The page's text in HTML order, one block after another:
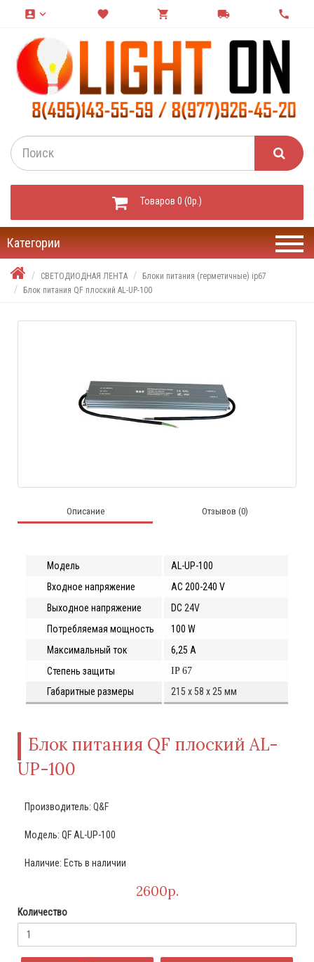
account_box keyboard_arrow_down favorite shopping_cart local_shipping call
Товаров 0 (0р.)
Категории
СВЕТОДИОДНАЯ ЛЕНТА
Блоки питания (герметичные) ip67
Блок питания QF плоский AL-UP-100
Описание Отзывов (0)
Модель A L-UP-100
Входное напряжение AC 200-240 V
Выходное напряжение DC 24V
Потребляемая мощность
100 W
Максимальный ток
6,25 А
Степень защиты
IP 67
Габаритные размеры 215 х58 х 25 мм
Блок питания QF плоский AL-
UP-100
Производитель: Q&F
Модель: QF AL-UP-100
Наличие: Есть в наличии
2600р.
Количество